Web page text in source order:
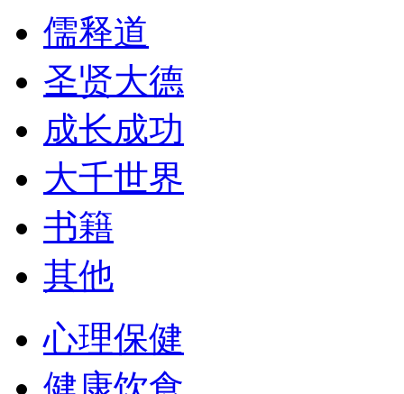
儒释道
圣贤大德
成长成功
大千世界
书籍
其他
心理保健